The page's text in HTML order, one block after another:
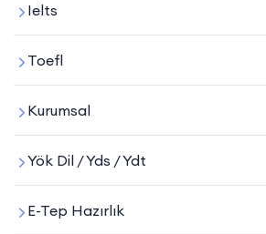
Ielts
Toefl
Kurumsal
Yök Dil / Yds / Ydt
E-Tep Hazırlık